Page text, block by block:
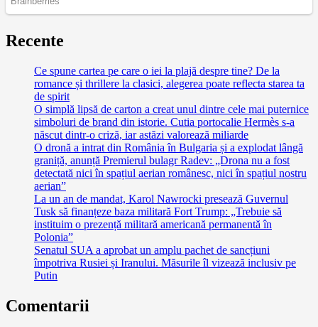
Recente
Ce spune cartea pe care o iei la plajă despre tine? De la
romance și thrillere la clasici, alegerea poate reflecta starea ta
de spirit
O simplă lipsă de carton a creat unul dintre cele mai puternice
simboluri de brand din istorie. Cutia portocalie Hermès s-a
născut dintr-o criză, iar astăzi valorează miliarde
O dronă a intrat din România în Bulgaria și a explodat lângă
graniță, anunță Premierul bulagr Radev: „Drona nu a fost
detectată nici în spațiul aerian românesc, nici în spațiul nostru
aerian”
La un an de mandat, Karol Nawrocki presează Guvernul
Tusk să finanțeze baza militară Fort Trump: „Trebuie să
instituim o prezență militară americană permanentă în
Polonia”
Senatul SUA a aprobat un amplu pachet de sancțiuni
împotriva Rusiei și Iranului. Măsurile îl vizează inclusiv pe
Putin
Comentarii